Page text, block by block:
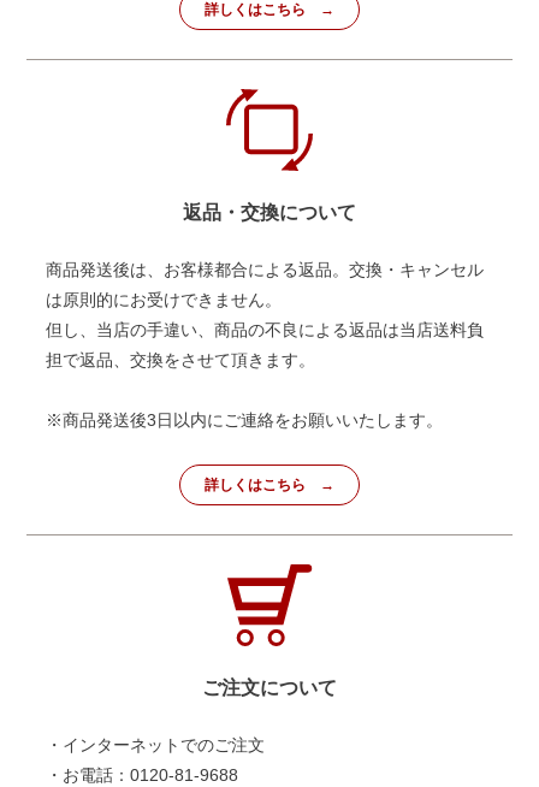
詳しくはこちら
返品・交換について
商品発送後は、お客様都合による返品。交換・キャンセル
は原則的にお受けできません。
但し、当店の手違い、商品の不良による返品は当店送料負
担で返品、交換をさせて頂きます。
※商品発送後3日以内にご連絡をお願いいたします。
詳しくはこちら
ご注文について
・インターネットでのご注文
・お電話：0120-81-9688